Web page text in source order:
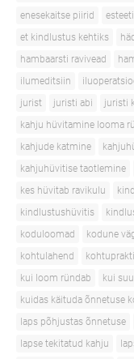
enesekaitse piirid
et kindlustus kehtiks
hambaarsti ravivead
ilumeditsiin
jurist
juristi abi juristi
kahju hüvitamine looma
kahjude katmine
kahjuhüvitise taotlemine
kes hüvitab ravikulu
kindlustushüvitis
koduloomad
kodune
kohtulahend
kui loom ründab
kui
kuidas käituda õnnetuse
laps põhjustas õnnetuse
lapse tekitatud kahju